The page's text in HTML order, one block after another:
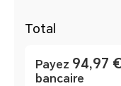
Total
Payez 94,97
bancaire